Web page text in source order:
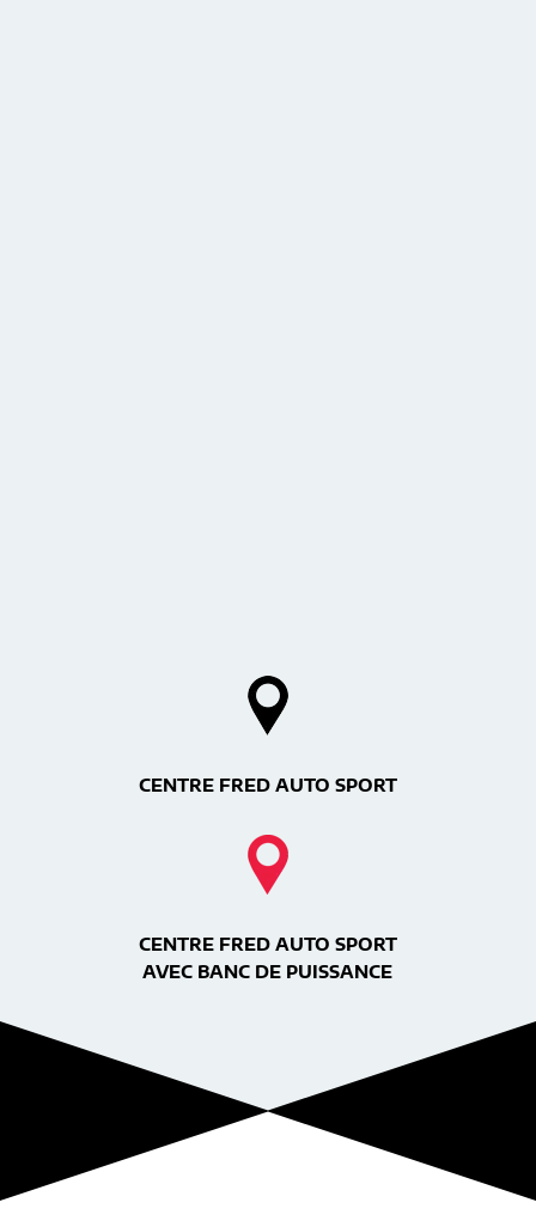
CENTRE FRED AUTO SPORT
CENTRE FRED AUTO SPORT
AVEC BANC DE PUISSANCE